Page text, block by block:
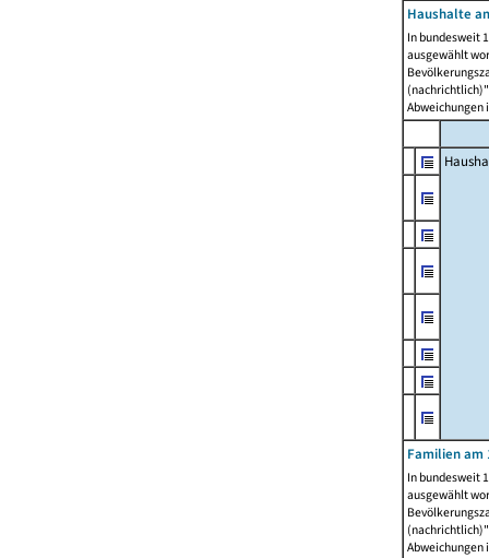
Haushalte
In bundesweit
ausgewählt
Abweichungen
Familien am
In bundesweit
ausgewählt
Abweichungen